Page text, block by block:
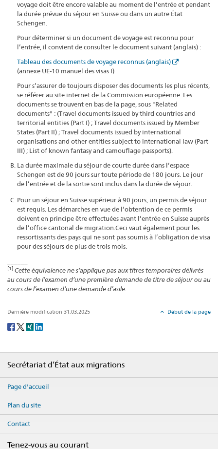
voyage doit être encore valable au moment de l’entrée et pendant
la durée prévue du séjour en Suisse ou dans un autre État
Schengen.
Pour déterminer si un document de voyage est reconnu pour
l’entrée, il convient de consulter le document suivant (anglais) :
Tableau des documents de voyage reconnus (anglais)
(annexe UE-10 manuel des visas I)
Pour s’assurer de toujours disposer des documents les plus récents,
se référer au site internet de la Commission européenne. Les
documents se trouvent en bas de la page, sous "Related
documents" : (Travel documents issued by third countries and
territorial entities (Part I) ; Travel documents issued by Member
States (Part II) ; Travel documents issued by international
organisations and other entities subject to international law (Part
III) ; List of known fantasy and camouflage passports).
La durée maximale du séjour de courte durée dans l’espace
Schengen est de 90 jours sur toute période de 180 jours. Le jour
de l’entrée et de la sortie sont inclus dans la durée de séjour.
Pour un séjour en Suisse supérieur à 90 jours, un permis de séjour
est requis. Les démarches en vue de l’obtention de ce permis
doivent en principe être effectuées avant l’entrée en Suisse auprès
de l’office cantonal de migration.Ceci vaut également pour les
ressortissants des pays qui ne sont pas soumis à l’obligation de visa
pour des séjours de plus de trois mois.
[1] Cette équivalence ne s’applique pas aux titres temporaires délivrés
au cours de l’examen d’une première demande de titre de séjour ou au
cours de l’examen d’une demande d’asile.
Dernière modification 31.03.2025 Début de la page
Social
Secrétariat d’État aux migrations
Page d'accueil
Plan du site
Contact
Tenez-vous au courant